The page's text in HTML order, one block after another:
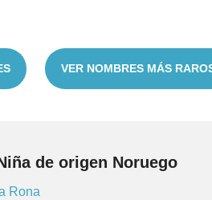
VER NOMBRES MÁS
de origen Noruego
Rona